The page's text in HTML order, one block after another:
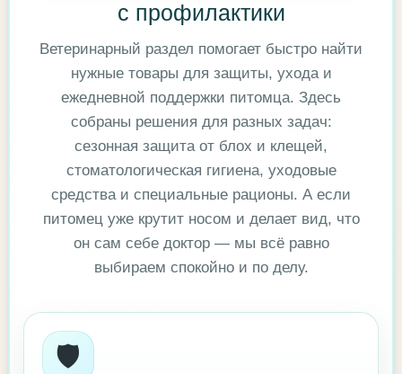
с профилактики
Ветеринарный раздел помогает быстро найти
нужные товары для защиты, ухода и
ежедневной поддержки питомца. Здесь
собраны решения для разных задач:
сезонная защита от блох и клещей,
стоматологическая гигиена, уходовые
средства и специальные рационы. А если
питомец уже крутит носом и делает вид, что
он сам себе доктор — мы всё равно
выбираем спокойно и по делу.
🛡️